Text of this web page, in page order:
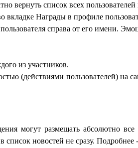
вернуть список всех
вкладке Награды в профиле
справа от его имени.
из участников.
(действиями пользователей) на
могут размещать абсолютно все
новостей не сразу. Подробнее